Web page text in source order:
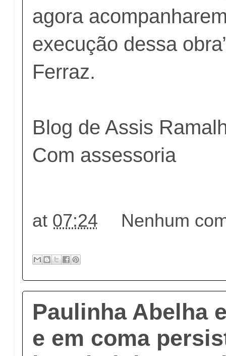
agora
execução dessa
Ferraz.
Blog de Assis
Com assessoria
at 07:24 Nenhum
Paulinha Abelha
e em coma